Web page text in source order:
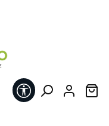
Werkzeugleiste